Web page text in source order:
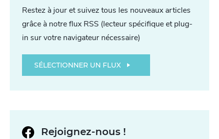
Restez à jour et suivez tous les nouveaux articles
grâce à notre flux RSS (lecteur spécifique et plug-
in sur votre navigateur nécessaire)
SÉLECTIONNER UN FLUX
Rejoignez-nous !